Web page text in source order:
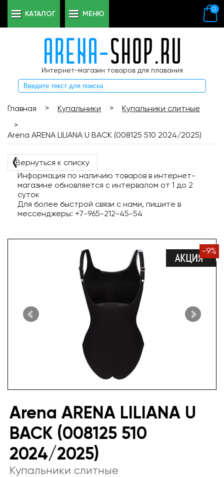
Интернет-магазин товаров для плавания
0
КАТАЛОГ МЕНЮ
Главная > Купальники >
Купальники слитные
>
Arena ARENA LILIANA U BACK (008125 510 2024/2025)
❬Вернуться к списку
Информация по наличию товаров в интернет-
магазине обновляется с интервалом от 1 до 2
суток
Для более быстрой связи с нами, пишите в
мессенджеры: +7-965-212-45-54
-9%
Arena ARENA LILIANA U
BACK (008125 510
2024/2025)
Купальники слитные